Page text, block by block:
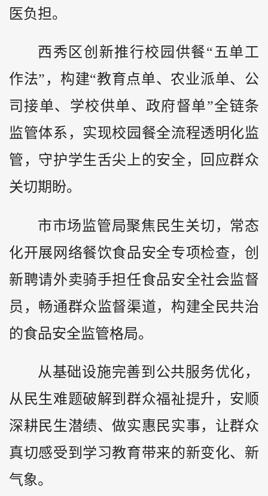
医负担。
西秀区创新推行校园供餐“五单工
作法”，构建“教育点单、农业派单、公
司接单、学校供单、政府督单”全链条
监管体系，实现校园餐全流程透明化监
管，守护学生舌尖上的安全，回应群众
关切期盼。
市市场监管局聚焦民生关切，常态
化开展网络餐饮食品安全专项检查，创
新聘请外卖骑手担任食品安全社会监督
员，畅通群众监督渠道，构建全民共治
的食品安全监管格局。
从基础设施完善到公共服务优化，
从民生难题破解到群众福祉提升，安顺
深耕民生潜绩、做实惠民实事，让群众
真切感受到学习教育带来的新变化、新
气象。